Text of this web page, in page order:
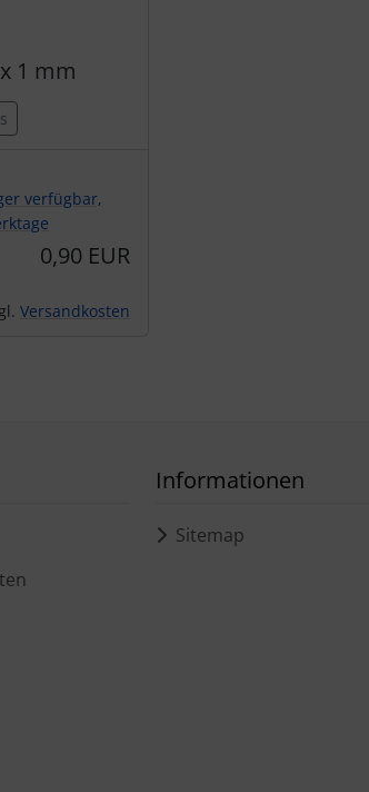
1 mm
verfügbar,
0,90 EUR
Versandkosten
Informationen
Sitemap